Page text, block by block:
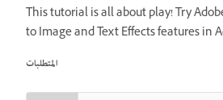
This tutorial is all about play! Try
to Image and Text Effects features in
المتطلبات